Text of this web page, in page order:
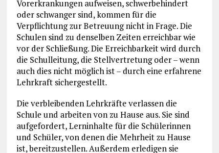
Vorerkrankungen aufweisen, schwerbehindert
oder schwanger sind, kommen für die
Verpflichtung zur Betreuung nicht in Frage. Die
Schulen sind zu denselben Zeiten erreichbar wie
vor der Schließung. Die Erreichbarkeit wird durch
die Schulleitung, die Stellvertretung oder – wenn
auch dies nicht möglich ist – durch eine erfahrene
Lehrkraft sichergestellt.
Die verbleibenden Lehrkräfte verlassen die
Schule und arbeiten von zu Hause aus. Sie sind
aufgefordert, Lerninhalte für die Schülerinnen
und Schüler, von denen die Mehrheit zu Hause
ist, bereitzustellen. Außerdem erledigen sie